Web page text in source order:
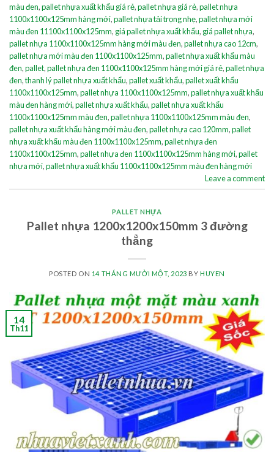
màu đen,pallet nhựa xuất khẩu giá rẻ,pallet nhựa giá rẻ,pallet nhựa
1100x1100x125mm hàng mới,pallet nhựa tải trọng nhẹ,pallet nhựa mới
màu đen 11100x1100x125mm, giá pallet nhựa xuất khẩu, giá pallet nhựa,
pallet nhựa 1100x1100x125mm hàng mới màu đen,pallet nhựa cao 12cm,
pallet nhựa mới màu đen 1100x1100x125mm,pallet nhựa xuất khẩu màu
đen,pallet,pallet nhựa đen 1100x1100x125mm hàng mới giá rẻ,pallet nhựa
đen,thanh lý pallet nhựa xuất khẩu,pallet xuất khẩu,pallet xuất khẩu
1100x1100x125mm,pallet nhựa 1100x1100x125mm,pallet nhựa xuất khẩu
màu đen hàng mới,pallet nhựa xuất khẩu,pallet nhựa xuất khẩu
1100x1100x125mm màu đen,pallet nhựa 1100x1100x125mm màu đen,
pallet nhựa xuất khẩu hàng mới màu đen,pallet nhựa cao 120mm,pallet
nhựa xuất khẩu màu đen 1100x1100x125mm,pallet nhựa đen
1100x1100x125mm,pallet nhựa đen 1100x1100x125mm hàng mới,pallet
nhựa mới,pallet nhựa xuất khẩu 1100x1100x125mm màu đen hàng mới
Leave a comment
PALLET NHỰA
Pallet nhựa 1200x1200x150mm 3 đường
thẳng
POSTED ON 14 THÁNG MƯỜI MỘT, 2023 BY HUYEN
14
Th11